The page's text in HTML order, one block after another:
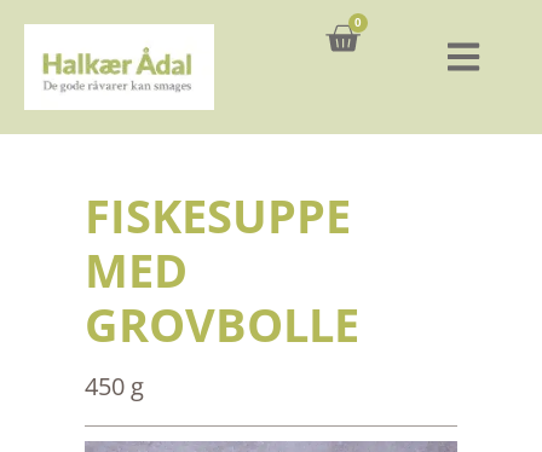
0
Kurv
FISKESUPPE
MED
GROVBOLLE
450 g